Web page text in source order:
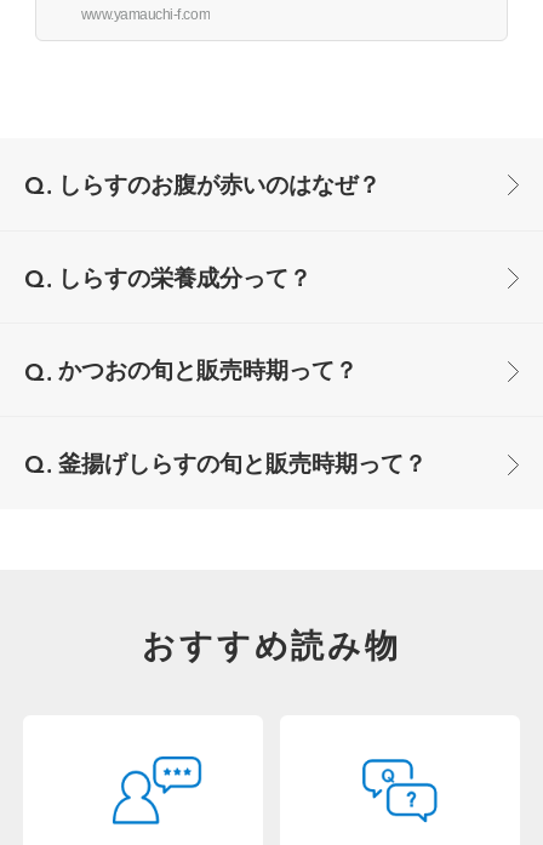
www.yamauchi-f.com
しらすのお腹が赤いのはなぜ？
しらすの栄養成分って？
かつおの旬と販売時期って？
釜揚げしらすの旬と販売時期って？
おすすめ読み物